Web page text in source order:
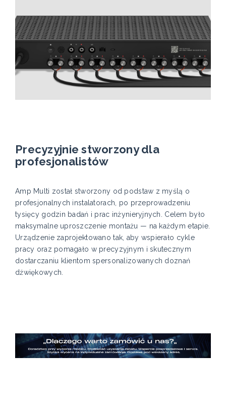
Precyzyjnie stworzony dla
profesjonalistów
Amp Multi został stworzony od podstaw z myślą o
profesjonalnych instalatorach, po przeprowadzeniu
tysięcy godzin badań i prac inżynieryjnych. Celem było
maksymalne uproszczenie montażu — na każdym etapie.
Urządzenie zaprojektowano tak, aby wspierało cykle
pracy oraz pomagało w precyzyjnym i skutecznym
dostarczaniu klientom spersonalizowanych doznań
dźwiękowych.